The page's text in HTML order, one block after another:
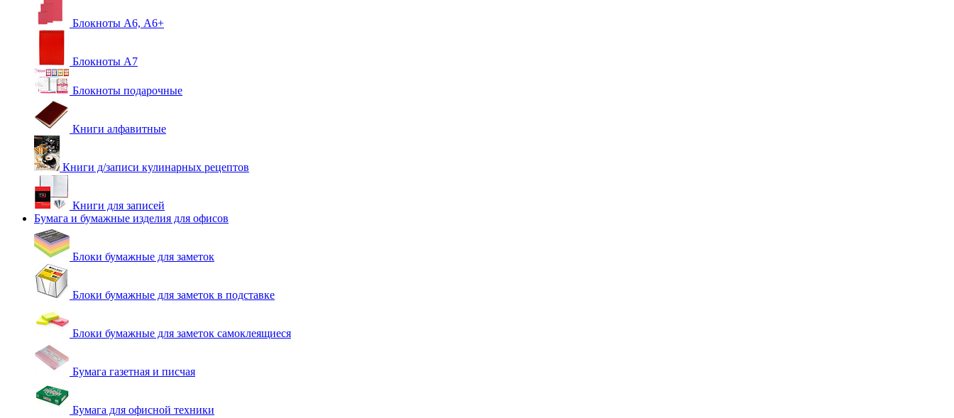
Блокноты А6, А6+
Блокноты А7
Блокноты подарочные
Книги алфавитные
Книги д/записи кулинарных рецептов
Книги для записей
Бумага и бумажные изделия для офисов
Блоки бумажные для заметок
Блоки бумажные для заметок в подставке
Блоки бумажные для заметок самоклеящиеся
Бумага газетная и писчая
Бумага для офисной техники